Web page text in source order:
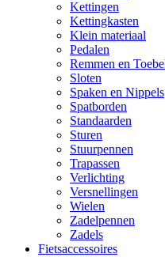
Kettingen
Kettingkasten
Klein materiaal
Pedalen
Remmen en
Sloten
Spaken en Nippels
Spatborden
Standaarden
Sturen
Stuurpennen
Trapassen
Verlichting
Versnellingen
Wielen
Zadelpennen
Zadels
Fietsaccessoires